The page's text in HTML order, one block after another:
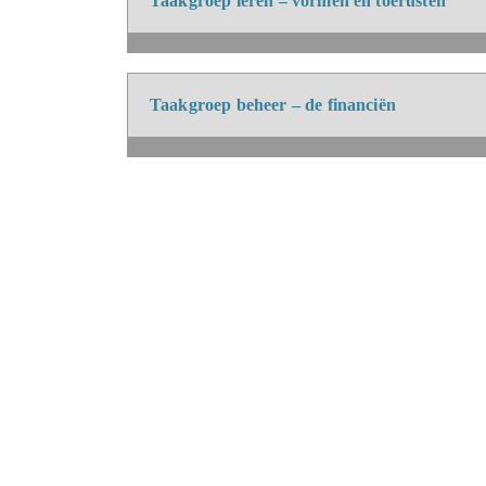
Taakgroep beheer – de financiën